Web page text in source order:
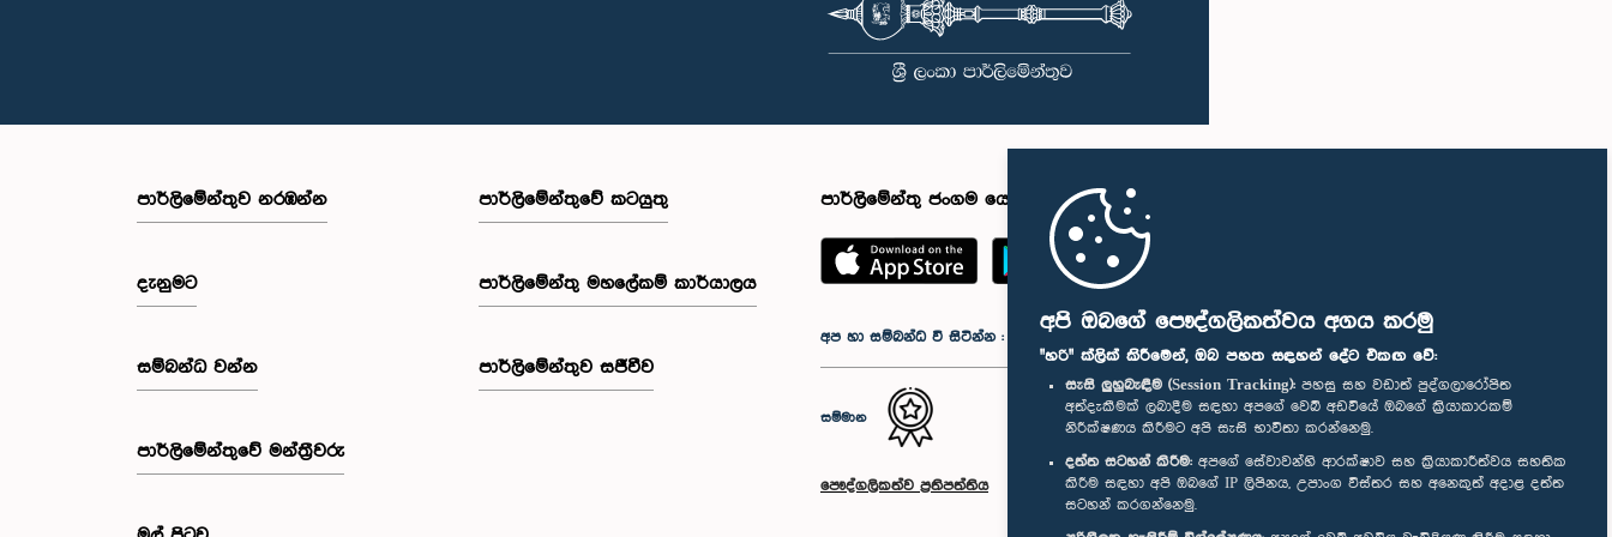
අපි ඔබගේ පෞද්ගලිකත්වය අගය කරමු
"හරි" ක්ලික් කිරීමෙන්, ඔබ පහත සඳහන් දේට එකඟ වේ:
සැසි ලුහුබැඳීම (Session Tracking): පහසු සහ වඩාත් පුද්ගලාරෝපිත
අත්දැකීමක් ලබාදීම සඳහා අපගේ වෙබ් අඩවියේ ඔබගේ ක්‍රියාකාරකම්
නිරීක්ෂණය කිරීමට අපි සැසි භාවිතා කරන්නෙමු.
දත්ත සටහන් කිරීම: අපගේ සේවාවන්හි ආරක්ෂාව සහ ක්‍රියාකාරීත්වය සහතික
කිරීම සඳහා අපි ඔබගේ IP ලිපිනය, උපාංග විස්තර සහ අනෙකුත් අදාළ දත්ත
සටහන් කරගන්නෙමු.
පාර්ලි‌මේන්තුව නරඹන්න
දැනුමට
සම්බන්ධ වන්න
පාර්ලි‌මේන්තුවේ මන්ත්‍රීවරු
පාර්ලිමේන්තුවේ කටයුතු
පාර්ලිමේන්තු මහලේකම් කාර්යාලය
පාර්ලිමේන්තුව සජීවීව
පාර්ලිමේන්තු ජංගම යෙදුම
අප හා සම්බන්ධ වී සිටින්න :
සම්මාන
පෞද්ගලිකත්ව ප්‍රතිපත්තිය